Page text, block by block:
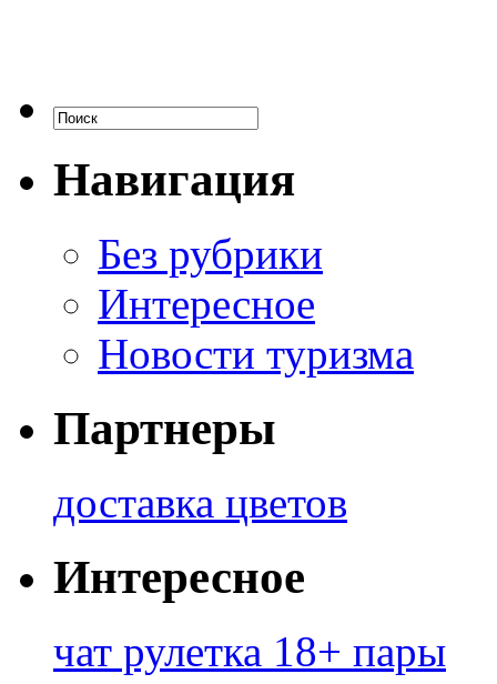
Навигация
Без рубрики
Интересное
Новости туризма
Партнеры
доставка цветов
Интересное
чат рулетка 18+ пары